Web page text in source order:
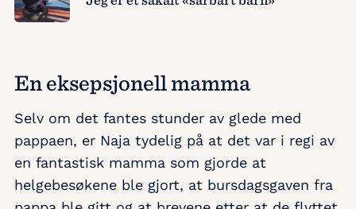
En eksepsjonell mamma
Selv om det fantes stunder av glede med
pappaen, er Naja tydelig på at det var i regi av
en fantastisk mamma som gjorde at
helgebesøkene ble gjort, at bursdagsgaven fra